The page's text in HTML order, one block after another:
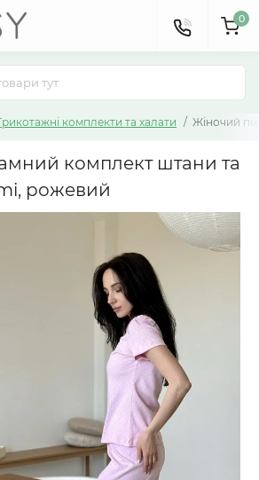
0
комплекти та халати Жіночий
комплект штани та
рожевий